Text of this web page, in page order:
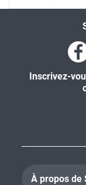
Inscrivez-
À propos de